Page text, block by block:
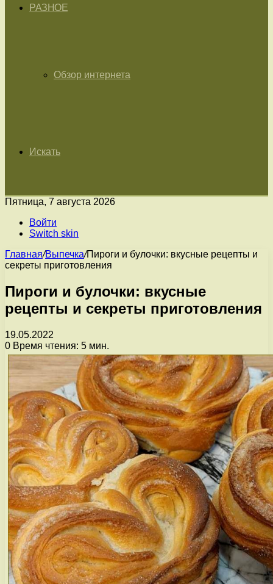
РАЗНОЕ
Обзор интернета
Искать
Пятница, 7 августа 2026
Войти
Switch skin
Главная/Выпечка/Пироги и булочки: вкусные рецепты и
секреты приготовления
Пироги и булочки: вкусные
рецепты и секреты приготовления
19.05.2022
0 Время чтения: 5 мин.